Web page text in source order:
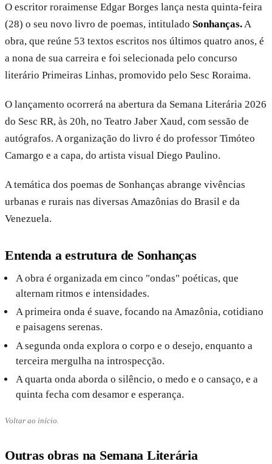
O escritor roraimense Edgar Borges lança nesta quinta-feira
(28) o seu novo livro de poemas, intitulado Sonhanças. A
obra, que reúne 53 textos escritos nos últimos quatro anos, é
a nona de sua carreira e foi selecionada pelo concurso
literário Primeiras Linhas, promovido pelo Sesc Roraima.
O lançamento ocorrerá na abertura da Semana Literária 2026
do Sesc RR, às 20h, no Teatro Jaber Xaud, com sessão de
autógrafos. A organização do livro é do professor Timóteo
Camargo e a capa, do artista visual Diego Paulino.
A temática dos poemas de Sonhanças abrange vivências
urbanas e rurais nas diversas Amazônias do Brasil e da
Venezuela.
Entenda a estrutura de Sonhanças
A obra é organizada em cinco "ondas" poéticas, que
alternam ritmos e intensidades.
A primeira onda é suave, focando na Amazônia, cotidiano
e paisagens serenas.
A segunda onda explora o corpo e o desejo, enquanto a
terceira mergulha na introspecção.
A quarta onda aborda o silêncio, o medo e o cansaço, e a
quinta fecha com desamor e esperança.
Voltar ao início.
Outras obras na Semana Literária